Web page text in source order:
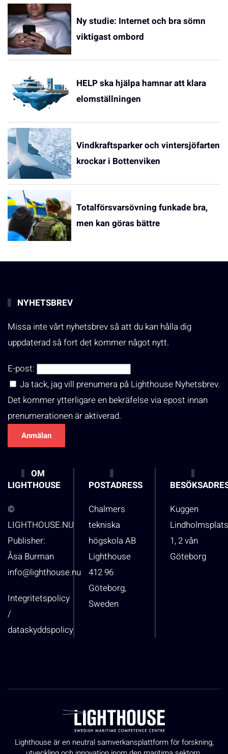
Ny studie: Internet och bra sömn
viktigast ombord
HELP ska hjälpa hamnar att klara
elomställningen
Vindkraftsparker och vintersjöfarten
krockar i Bottenviken
Totalförsvarsövning funkade bra,
men kan göras bättre
NYHETSBREV
Missa inte vårt nyhetsbrev så att du kan hålla dig
uppdaterad så fort det kommer något nytt.
E-post:
Ja tack, jag vill prenumera på Lighthouse Nyhetsbrev.
Det kommer ytterligare en bekräfelse via epost innan
prenumerationen är aktiverad.
OM
LIGHTHOUSE
©
LIGHTHOUSE.NU
Publisher:
Åsa Burman
info@lighthouse.nu
Integritetspolicy
/
dataskyddspolicy
POSTADRESS
Chalmers
tekniska
högskola AB
Lighthouse
412 96
Göteborg,
Sweden
Kuggen
1, 2 vån
Göteborg
Lighthouse är en neutral samverkansplattform för forskning,